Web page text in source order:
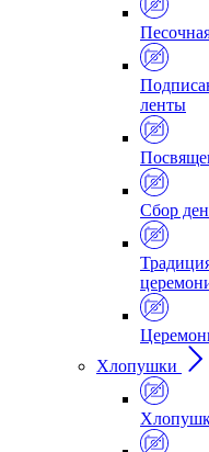
ленты
Сбор
Хлопушки